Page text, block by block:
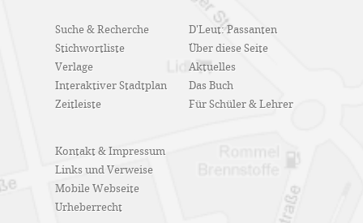
Suche & Recherche
Stichwortliste
Verlage
Interaktiver Stadtplan
Zeitleiste
D'Leut: Passanten
Über diese Seite
Aktuelles
Das Buch
Für Schüler & Lehrer
Kontakt & Impressum
Links und Verweise
Mobile Webseite
Urheberrecht